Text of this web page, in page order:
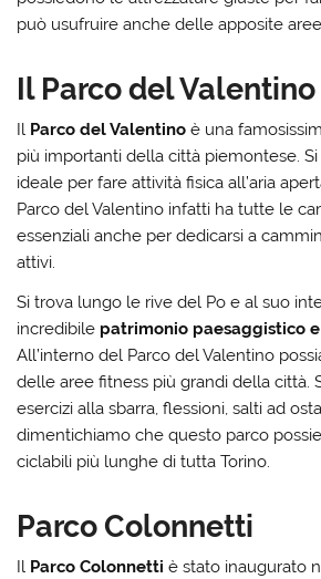
può usufruire anche delle apposite
Il Parco del Valentino
Il Parco del Valentino è una
più importanti della città piemontese. Si
ideale per fare attività fisica all’aria
Parco del Valentino infatti ha tutte le
essenziali anche per dedicarsi a
attivi.
Si trova lungo le rive del Po e al suo
incredibile patrimonio paesaggistico
All’interno del Parco del Valentino
delle aree fitness più grandi della città.
esercizi alla sbarra, flessioni, salti ad
dimentichiamo che questo parco
ciclabili più lunghe di tutta Torino.
Parco Colonnetti
Il Parco Colonnetti è stato inaugurato